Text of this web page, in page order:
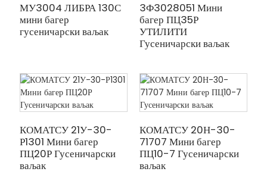
МУ3004 ЛИБРА 130С
мини багер
гусеничарски ваљак
3Ф3028051 Мини
багер ПЦ35Р
УТИЛИТИ
Гусеничарски ваљак
КОМАТСУ 21У-30-
Р1301 Мини багер
ПЦ20Р Гусеничарски
ваљак
КОМАТСУ 20Н-30-
71707 Мини багер
ПЦ10-7 Гусеничарски
ваљак